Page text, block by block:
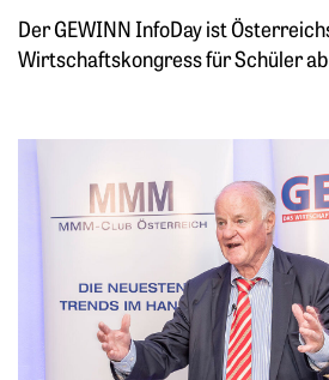
Der GEWINN InfoDay ist
Wirtschaftskongress für Schüler ab